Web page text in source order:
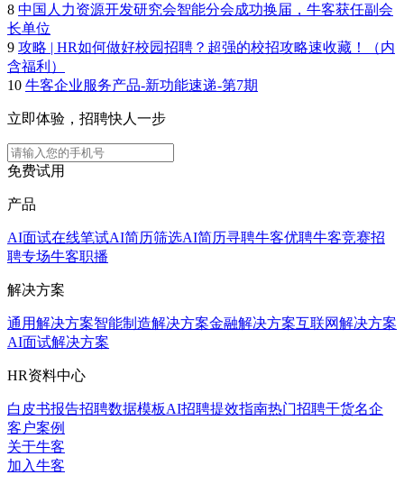
8 中国人力资源开发研究会智能分会成功换届，牛客获任副会
长单位
9 攻略 | HR如何做好校园招聘？超强的校招攻略速收藏！（内
含福利）
10 牛客企业服务产品-新功能速递-第7期
立即体验，招聘快人一步
免费试用
产品
AI面试在线笔试AI简历筛选AI简历寻聘牛客优聘牛客竞赛招
聘专场牛客职播
解决方案
通用解决方案智能制造解决方案金融解决方案互联网解决方案
AI面试解决方案
HR资料中心
白皮书报告招聘数据模板AI招聘提效指南热门招聘干货名企
客户案例
关于牛客
加入牛客